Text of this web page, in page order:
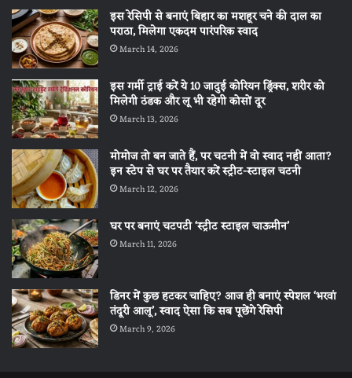
इस रेसिपी से बनाएं बिहार का मशहूर चने की दाल का
पराठा, मिलेगा एकदम पारंपरिक स्वाद
March 14, 2026
इस गर्मी ट्राई करें ये 10 जादुई कोरियन ड्रिंक्स, शरीर को
मिलेगी ठंडक और लू भी रहेगी कोसों दूर
March 13, 2026
मोमोज तो बन जाते हैं, पर चटनी में वो स्वाद नहीं आता?
इन स्टेप से घर पर तैयार करें स्ट्रीट-स्टाइल चटनी
March 12, 2026
घर पर बनाएं चटपटी ‘स्ट्रीट स्टाइल चाऊमीन’
March 11, 2026
डिनर में कुछ हटकर चाहिए? आज ही बनाएं स्पेशल ‘भरवां
तंदूरी आलू’, स्वाद ऐसा कि सब पूछेंगे रेसिपी
March 9, 2026